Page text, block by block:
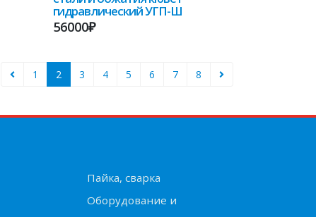
гидравлический УГП-Ш
56000₽
1 2 3 4 5 6 7 8
Пайка, сварка
Оборудование и